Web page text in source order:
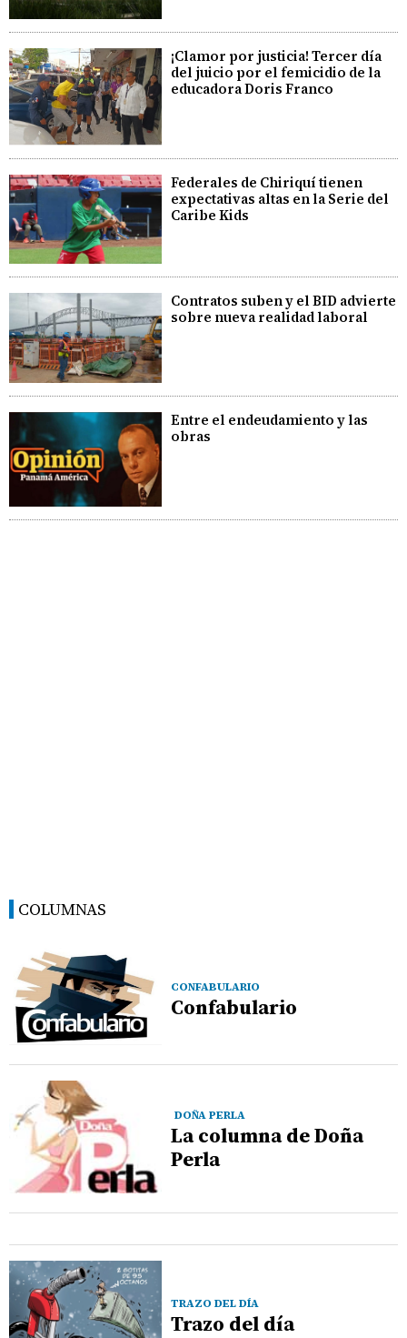
¡Clamor por justicia! Tercer día
del juicio por el femicidio de la
educadora Doris Franco
Federales de Chiriquí tienen
expectativas altas en la Serie del
Caribe Kids
Contratos suben y el BID advierte
sobre nueva realidad laboral
Entre el endeudamiento y las
obras
COLUMNAS
CONFABULARIO
Confabulario
DOÑA PERLA
La columna de Doña
Perla
TRAZO DEL DÍA
Trazo del día